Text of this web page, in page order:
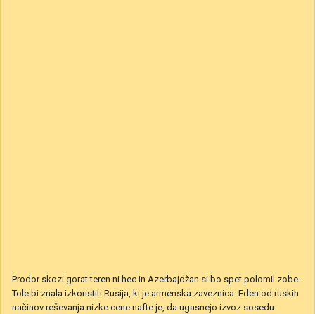
Prodor skozi gorat teren ni hec in Azerbajdžan si bo spet polomil zobe..
Tole bi znala izkoristiti Rusija, ki je armenska zaveznica. Eden od ruskih
načinov reševanja nizke cene nafte je, da ugasnejo izvoz sosedu.